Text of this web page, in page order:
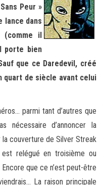
Peur »
lance dans
il
porte bien
que ce Daredevil, créé
quart de siècle avant celui
parmi tant d’autres que
nécessaire d’annoncer la
couverture de Silver Streak
relégué en troisième ou
que ce n’est peut-être
La raison principale